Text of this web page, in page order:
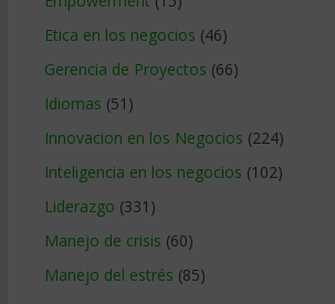
Etica en los negocios (46)
Gerencia de Proyectos (66)
Idiomas (51)
Innovacion en los Negocios (224)
Inteligencia en los negocios (102)
Liderazgo (331)
Manejo de crisis (60)
Manejo del estrés (85)